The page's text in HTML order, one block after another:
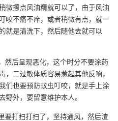
微擦点风油精就可以了，由于风油
咬不痛不痒，或者稍微有点，就一
就是清洗下，然后随他去就可以
然后呈现恶化，这个时分不要涂药
，二过敏体质容易惹起其他反响，
们也要预防蚊虫叮咬，就是手上涂
野外，要留意维护本人。
要打扫打扫了，坚持通风，然后渣